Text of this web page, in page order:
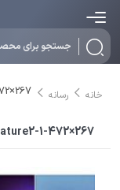
خانه رسانه
1-472×267